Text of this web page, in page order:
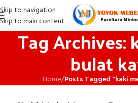
Skip to navigation
Skip to main content
Tag Archives:
bulat
Home/Posts Tagged "kaki